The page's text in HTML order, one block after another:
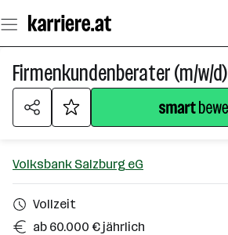
Seiteninhalt
springen
Firmenkundenberater (m/w/d)
Volksbank Salzburg eG
Vollzeit
ab 60.000 € jährlich